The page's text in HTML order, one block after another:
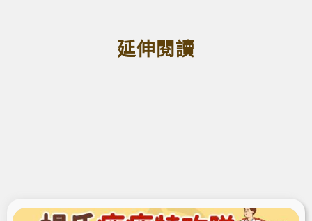
延伸閱讀